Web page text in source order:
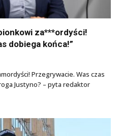
za***ordyści!
dobiega końca!”
Przegrywacie. Was czas
Justyno? – pyta redaktor